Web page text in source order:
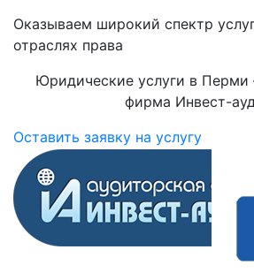
Оказываем широкий спектр
отраслях права
Юридические услуги в Перми
фирма Инвест-
Оставить заявку на услугу